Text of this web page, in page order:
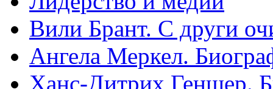
Вили Брант. С други
Ангела Меркел.
Ханс-Дитрих Геншер.